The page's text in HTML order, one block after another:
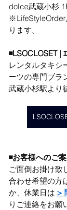
dolce武蔵小杉
※LifeStyleOrder
ります。
◾️LSOCLOSET |
レンタルタキシ
ーツの専門ブラ
武蔵小杉駅より
◾️お客様へのご
ご面倒お掛け致
合わせ希望の方
か、休業日は >
りご連絡をお願